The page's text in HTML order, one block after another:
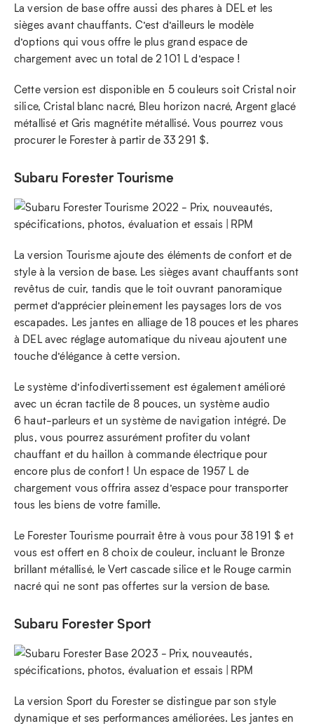
La version de base offre aussi des phares à DEL et les
sièges avant chauffants. C’est d’ailleurs le modèle
d’options qui vous offre le plus grand espace de
chargement avec un total de 2 101 L d’espace !
Cette version est disponible en 5 couleurs soit Cristal noir
silice, Cristal blanc nacré, Bleu horizon nacré, Argent glacé
métallisé et Gris magnétite métallisé. Vous pourrez vous
procurer le Forester à partir de 33 291 $.
Subaru Forester Tourisme
La version Tourisme ajoute des éléments de confort et de
style à la version de base. Les sièges avant chauffants sont
revêtus de cuir, tandis que le toit ouvrant panoramique
permet d’apprécier pleinement les paysages lors de vos
escapades. Les jantes en alliage de 18 pouces et les phares
à DEL avec réglage automatique du niveau ajoutent une
touche d’élégance à cette version.
Le système d’infodivertissement est également amélioré
avec un écran tactile de 8 pouces, un système audio
6 haut-parleurs et un système de navigation intégré. De
plus, vous pourrez assurément profiter du volant
chauffant et du haillon à commande électrique pour
encore plus de confort ! Un espace de 1957 L de
chargement vous offrira assez d’espace pour transporter
tous les biens de votre famille.
Le Forester Tourisme pourrait être à vous pour 38 191 $ et
vous est offert en 8 choix de couleur, incluant le Bronze
brillant métallisé, le Vert cascade silice et le Rouge carmin
nacré qui ne sont pas offertes sur la version de base.
Subaru Forester Sport
La version Sport du Forester se distingue par son style
dynamique et ses performances améliorées. Les jantes en